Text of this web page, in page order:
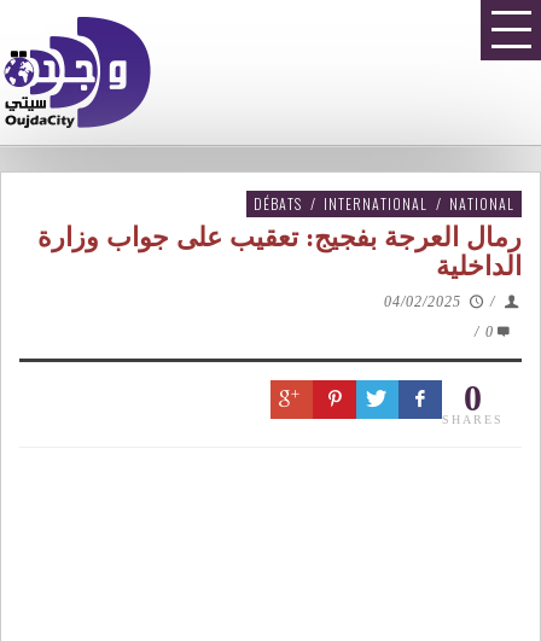
DÉBATS / INTERNATIONAL / NATIONAL
رمال العرجة بفجيج: تعقيب على جواب وزارة
الداخلية
/
04/02/2025
0
/
0
SHARES